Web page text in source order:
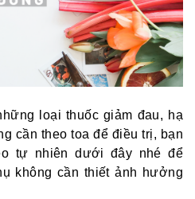
loại thuốc giảm đau, hạ
cần theo toa để điều trị, bạn
tự nhiên dưới đây nhé để
không cần thiết ảnh hưởng